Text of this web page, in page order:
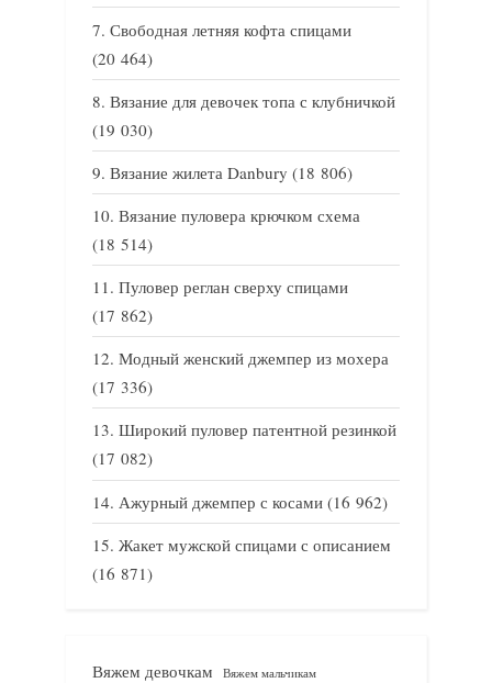
Свободная летняя кофта спицами
(20 464)
Вязание для девочек топа с клубничкой
(19 030)
Вязание жилета Danbury (18 806)
Вязание пуловера крючком схема
(18 514)
Пуловер реглан сверху спицами
(17 862)
Модный женский джемпер из мохера
(17 336)
Широкий пуловер патентной резинкой
(17 082)
Ажурный джемпер с косами (16 962)
Жакет мужской спицами с описанием
(16 871)
Вяжем девочкам Вяжем мальчикам